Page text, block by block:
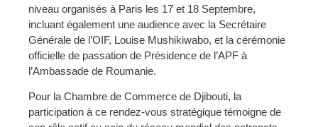
niveau organisés à Paris les 17 et 18 Septembre,
incluant également une audience avec la Secrétaire
Générale de l’OIF, Louise Mushikiwabo, et la cérémonie
officielle de passation de Présidence de l’APF à
l’Ambassade de Roumanie.
Pour la Chambre de Commerce de Djibouti, la
participation à ce rendez-vous stratégique témoigne de